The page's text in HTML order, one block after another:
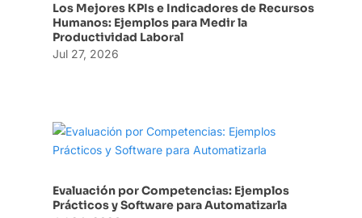
Los Mejores KPIs e Indicadores de Recursos
Humanos: Ejemplos para Medir la
Productividad Laboral
Jul 27, 2026
Evaluación por Competencias: Ejemplos
Prácticos y Software para Automatizarla